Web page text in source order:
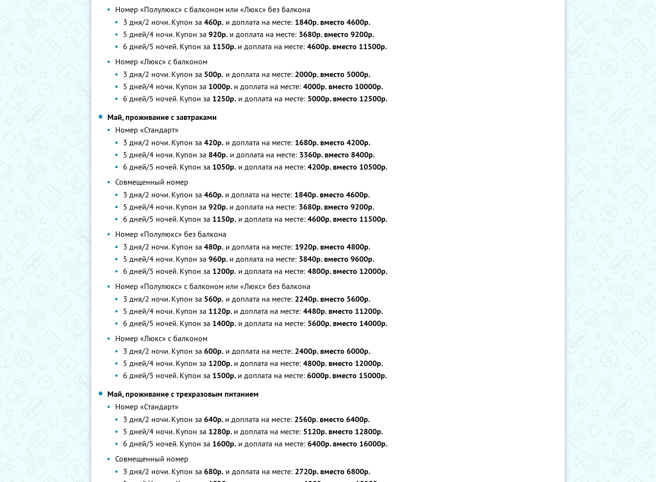
Номер «Полулюкс» с балконом или «Люкс» без балкона
3 дня/2 ночи. Купон за 460р. и доплата на месте: 1840р. вместо 4600р.
5 дней/4 ночи. Купон за 920р. и доплата на месте: 3680р. вместо 9200р.
6 дней/5 ночей. Купон за 1150р. и доплата на месте: 4600р. вместо 11500р.
Номер «Люкс» с балконом
3 дня/2 ночи. Купон за 500р. и доплата на месте: 2000р. вместо 5000р.
5 дней/4 ночи. Купон за 1000р. и доплата на месте: 4000р. вместо 10000р.
6 дней/5 ночей. Купон за 1250р. и доплата на месте: 5000р. вместо 12500р.
Май, проживание с завтраками
Номер «Стандарт»
3 дня/2 ночи. Купон за 420р. и доплата на месте: 1680р. вместо 4200р.
5 дней/4 ночи. Купон за 840р. и доплата на месте: 3360р. вместо 8400р.
6 дней/5 ночей. Купон за 1050р. и доплата на месте: 4200р. вместо 10500р.
Совмещенный номер
3 дня/2 ночи. Купон за 460р. и доплата на месте: 1840р. вместо 4600р.
5 дней/4 ночи. Купон за 920р. и доплата на месте: 3680р. вместо 9200р.
6 дней/5 ночей. Купон за 1150р. и доплата на месте: 4600р. вместо 11500р.
Номер «Полулюкс» без балкона
3 дня/2 ночи. Купон за 480р. и доплата на месте: 1920р. вместо 4800р.
5 дней/4 ночи. Купон за 960р. и доплата на месте: 3840р. вместо 9600р.
6 дней/5 ночей. Купон за 1200р. и доплата на месте: 4800р. вместо 12000р.
Номер «Полулюкс» с балконом или «Люкс» без балкона
3 дня/2 ночи. Купон за 560р. и доплата на месте: 2240р. вместо 5600р.
5 дней/4 ночи. Купон за 1120р. и доплата на месте: 4480р. вместо 11200р.
6 дней/5 ночей. Купон за 1400р. и доплата на месте: 5600р. вместо 14000р.
Номер «Люкс» с балконом
3 дня/2 ночи. Купон за 600р. и доплата на месте: 2400р. вместо 6000р.
5 дней/4 ночи. Купон за 1200р. и доплата на месте: 4800р. вместо 12000р.
6 дней/5 ночей. Купон за 1500р. и доплата на месте: 6000р. вместо 15000р.
Май, проживание с трехразовым питанием
Номер «Стандарт»
3 дня/2 ночи. Купон за 640р. и доплата на месте: 2560р. вместо 6400р.
5 дней/4 ночи. Купон за 1280р. и доплата на месте: 5120р. вместо 12800р.
6 дней/5 ночей. Купон за 1600р. и доплата на месте: 6400р. вместо 16000р.
Совмещенный номер
3 дня/2 ночи. Купон за 680р. и доплата на месте: 2720р. вместо 6800р.